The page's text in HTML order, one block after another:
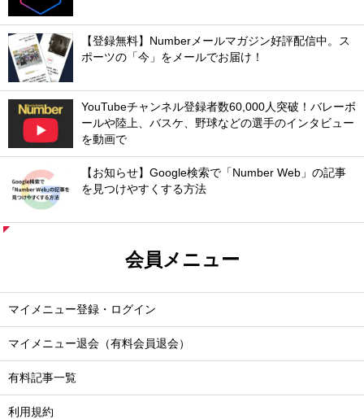
【登録無料】Numberメールマガジン好評配信中。ス
ポーツの「今」をメールでお届け！
YouTubeチャンネル登録者数60,000人突破！バレーボ
ールや陸上、バスケ、野球などの選手のインタビュー
を動画で
【お知らせ】Google検索で「Number Web」の記事
を見つけやすくする方法
会員メニュー
マイメニュー登録・ログイン
マイメニュー退会（有料会員退会）
有料記事一覧
利用規約